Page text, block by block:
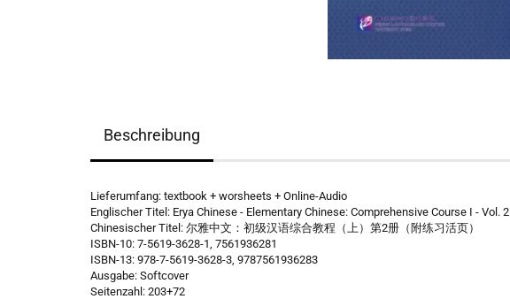
Beschreibung
Lieferumfang: textbook + worsheets + Online-Audio
Englischer Titel: Erya Chinese - Elementary Chinese: Comprehensive Course I - Vol. 2
Chinesischer Titel: 尔雅中文：初级汉语综合教程（上）第2册（附练习活页）
ISBN-10: 7-5619-3628-1, 7561936281
ISBN-13: 978-7-5619-3628-3, 9787561936283
Ausgabe: Softcover
Seitenzahl: 203+72